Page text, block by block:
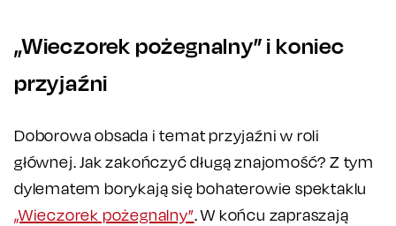
„Wieczorek pożegnalny” i koniec
przyjaźni
Doborowa obsada i temat przyjaźni w roli
głównej. Jak zakończyć długą znajomość? Z tym
dylematem borykają się bohaterowie spektaklu
„Wieczorek pożegnalny”. W końcu zapraszają